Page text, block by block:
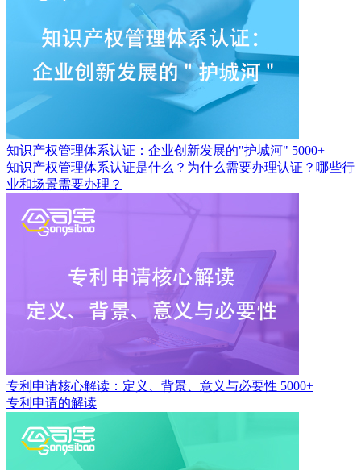
知识产权管理体系认证：企业创新发展的"护城河" 5000+
知识产权管理体系认证是什么？为什么需要办理认证？哪些行
业和场景需要办理？
专利申请核心解读：定义、背景、意义与必要性 5000+
专利申请的解读